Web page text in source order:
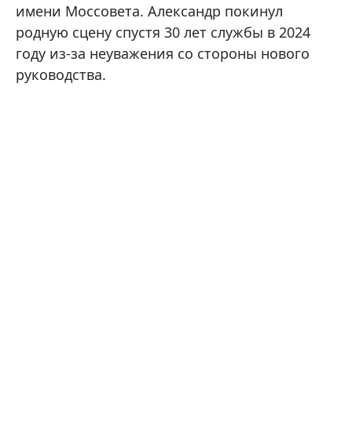
имени Моссовета. Александр покинул
родную сцену спустя 30 лет службы в 2024
году из-за неуважения со стороны нового
руководства.